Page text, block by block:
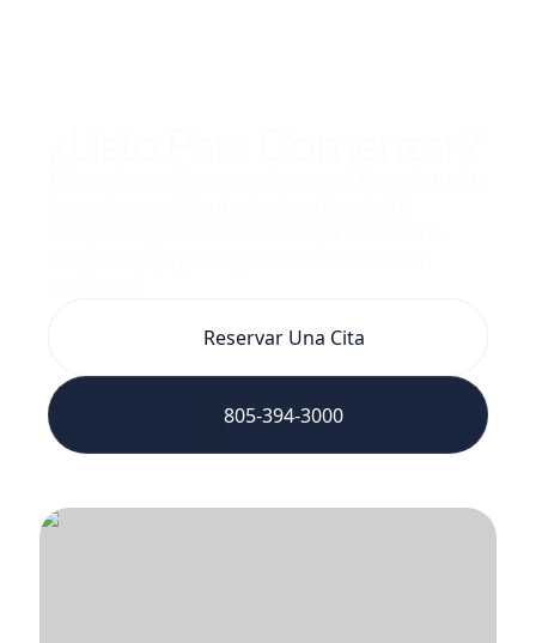
Reservar Una Cita
805-394-3000